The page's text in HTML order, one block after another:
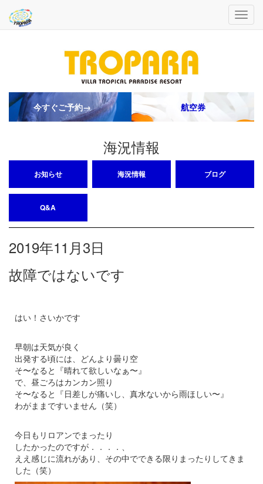
今すぐご予約→ 航空券
海況情報
お知らせ 海況情報 ブログ
Q&A
2019年11月3日
故障ではないです
はい！さいかです
早朝は天気が良く
出発する頃には、どんより曇り空
そ〜なると『晴れて欲しいなぁ〜』
で、昼ごろはカンカン照り
そ〜なると『日差しが痛いし、真水ないから雨ほしい〜』
わがままですいません（笑）
今日もリロアンでまったり
したかったのですが．．．．、
ええ感じに流れがあり、その中でできる限りまったりしてきま
した（笑）